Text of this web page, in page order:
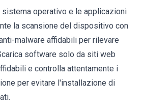
operativo e le applicazioni
la scansione del dispositivo con
malware affidabili per rilevare
software solo da siti web
e controlla attentamente i
per evitare l'installazione di